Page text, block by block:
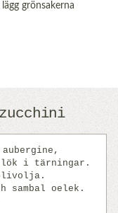
grönsakerna
i tärningar.
sambal oelek.